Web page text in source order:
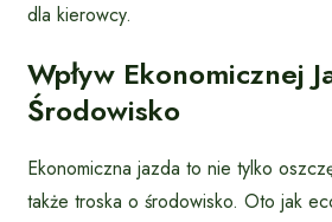
dla kierowcy.
Wpływ Ekonomicznej
Środowisko
Ekonomiczna jazda to nie tylko
także troska o środowisko. Oto jak